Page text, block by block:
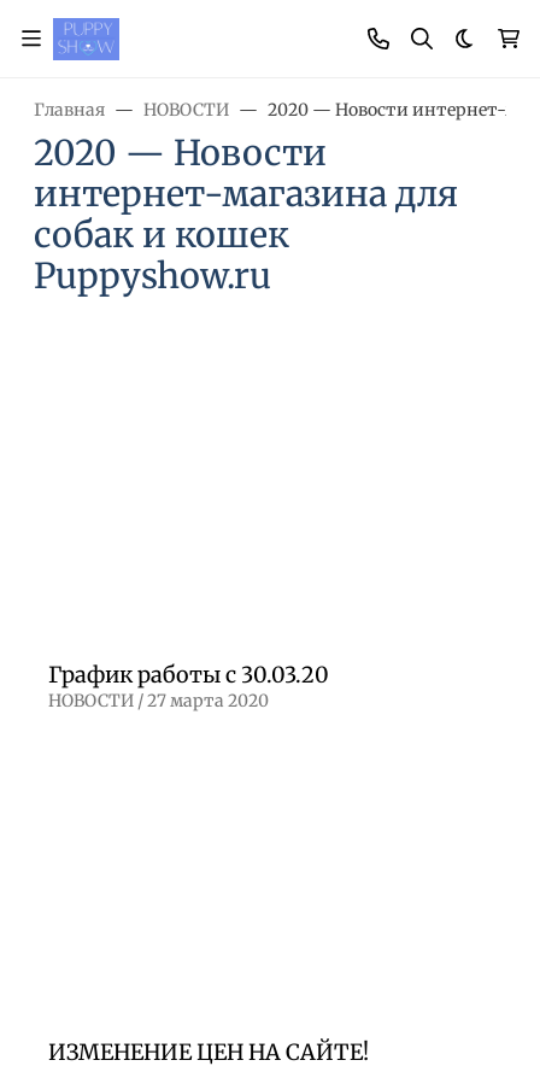
Главная НОВОСТИ 2020 — Новости интернет-
2020 — Новости
интернет-магазина для
собак и кошек
Puppyshow.ru
График работы с 30.03.20
НОВОСТИ /27 марта 2020
ИЗМЕНЕНИЕ ЦЕН НА САЙТЕ!